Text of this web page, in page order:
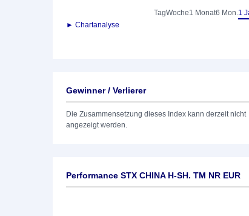
TagWoche1 Monat6 Mon.1
► Chartanalyse
Gewinner / Verlierer
Die Zusammensetzung dieses Index kann derzeit nicht
angezeigt werden.
Performance STX CHINA H-SH. TM NR EUR